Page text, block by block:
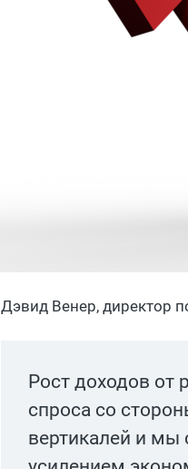
Дэвид Венер, директор
Рост доходов от
спроса со
вертикалей и мы